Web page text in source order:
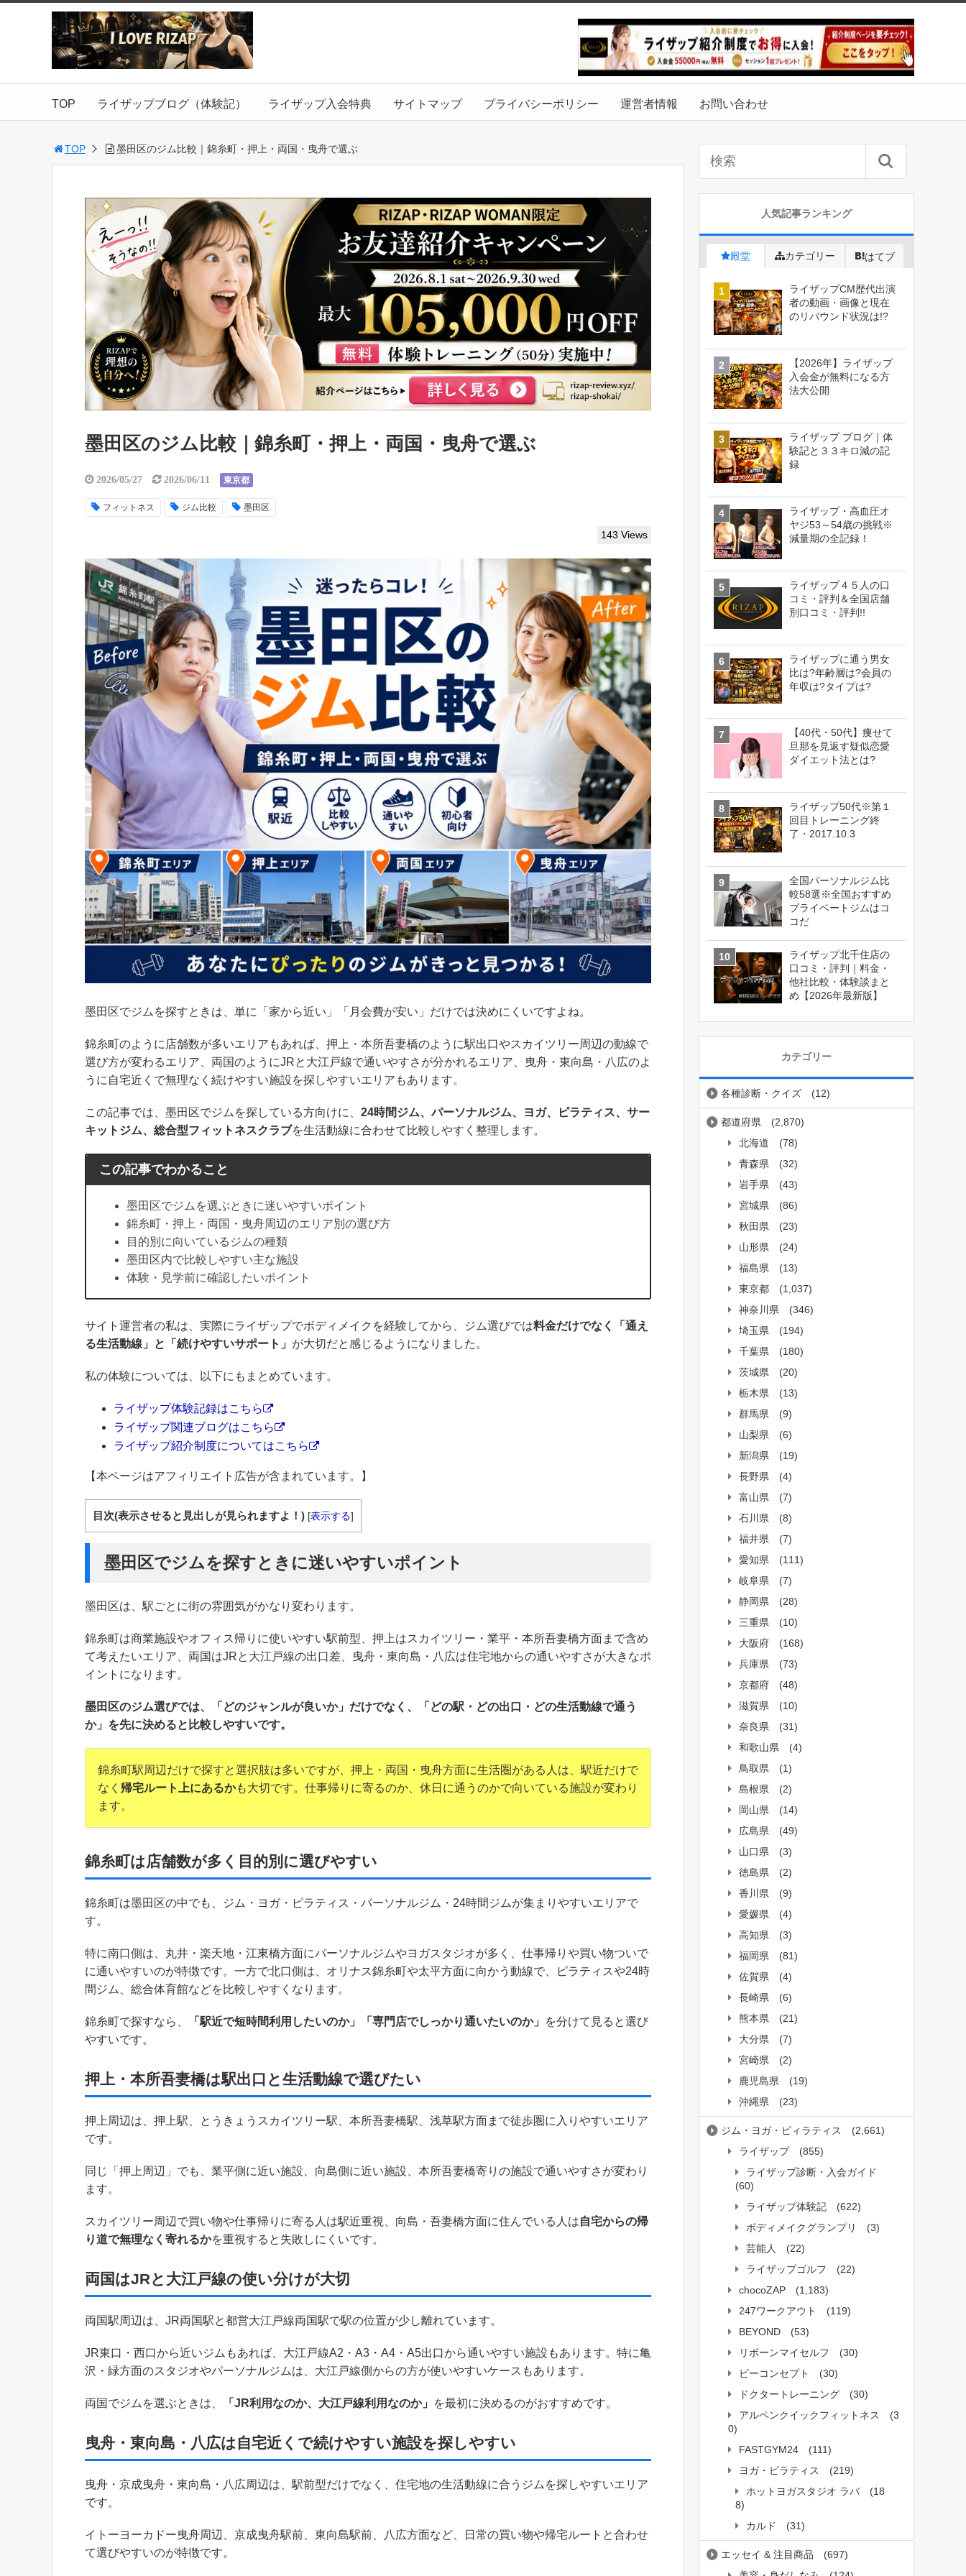
TOP ライザップブログ（体験記） ライザップ入会特典 サイトマップ プライバシーポリシー 運営者情報 お問い合わせ
TOP 墨田区のジム比較｜錦糸町・押上・両国・曳舟で選ぶ
墨田区のジム比較｜錦糸町・押上・両国・曳舟で選ぶ
2026/05/27 2026/06/11 東京都
フィットネス ジム比較 墨田区
143 Views
墨田区でジムを探すときは、単に「家から近い」「月会費が安い」だけでは決めにくいですよね。
錦糸町のように店舗数が多いエリアもあれば、押上・本所吾妻橋のように駅出口やスカイツリー周辺の動線で
選び方が変わるエリア、両国のようにJRと大江戸線で通いやすさが分かれるエリア、曳舟・東向島・八広のよ
うに自宅近くで無理なく続けやすい施設を探しやすいエリアもあります。
この記事では、墨田区でジムを探している方向けに、 24時間ジム、パーソナルジム、ヨガ、ピラティス、サー
キットジム、総合型フィットネスクラブを生活動線に合わせて比較しやすく整理します。
この記事でわかること
墨田区でジムを選ぶときに迷いやすいポイント
錦糸町・押上・両国・曳舟周辺のエリア別の選び方
目的別に向いているジムの種類
墨田区内で比較しやすい主な施設
体験・見学前に確認したいポイント
サイト運営者の私は、実際にライザップでボディメイクを経験してから、ジム選びでは料金だけでなく「通え
る生活動線」と「続けやすいサポート」 が大切だと感じるようになりました。
私の体験については、以下にもまとめています。
ライザップ体験記録はこちら
ライザップ関連ブログはこちら
ライザップ紹介制度についてはこちら
【本ページはアフィリエイト広告が含まれています。】
目次(表示させると見出しが見られますよ！) [表示する]
墨田区でジムを探すときに迷いやすいポイント
墨田区は、駅ごとに街の雰囲気がかなり変わります。
錦糸町は商業施設やオフィス帰りに使いやすい駅前型、押上はスカイツリー・業平・本所吾妻橋方面まで含め
て考えたいエリア、両国はJRと大江戸線の出口差、曳舟・東向島・八広は住宅地からの通いやすさが大きなポ
イントになります。
墨田区のジム選びでは、「どのジャンルが良いか」だけでなく、「どの駅・どの出口・どの生活動線で通う
か」を先に決めると比較しやすいです。
錦糸町駅周辺だけで探すと選択肢は多いですが、押上・両国・曳舟方面に生活圏がある人は、駅近だけで
なく 帰宅ルート上にあるかも大切です。仕事帰りに寄るのか、休日に通うのかで向いている施設が変わり
ます。
錦糸町は店舗数が多く目的別に選びやすい
錦糸町は墨田区の中でも、ジム・ヨガ・ピラティス・パーソナルジム・24時間ジムが集まりやすいエリアで
す。
特に南口側は、丸井・楽天地・江東橋方面にパーソナルジムやヨガスタジオが多く、仕事帰りや買い物ついで
に通いやすいのが特徴です。一方で北口側は、オリナス錦糸町や太平方面に向かう動線で、ピラティスや24時
間ジム、総合体育館などを比較しやすくなります。
錦糸町で探すなら、 「駅近で短時間利用したいのか」「専門店でしっかり通いたいのか」
を分けて見ると選び
やすいです。
押上・本所吾妻橋は駅出口と生活動線で選びたい
押上周辺は、押上駅、とうきょうスカイツリー駅、本所吾妻橋駅、浅草駅方面まで徒歩圏に入りやすいエリア
です。
同じ「押上周辺」でも、業平側に近い施設、向島側に近い施設、本所吾妻橋寄りの施設で通いやすさが変わり
ます。
スカイツリー周辺で買い物や仕事帰りに寄る人は駅近重視、向島・吾妻橋方面に住んでいる人は自宅からの帰
り道で無理なく寄れるかを重視すると失敗しにくいです。
両国はJRと大江戸線の使い分けが大切
両国駅周辺は、JR両国駅と都営大江戸線両国駅で駅の位置が少し離れています。
JR東口・西口から近いジムもあれば、大江戸線A2・A3・A4・A5出口から通いやすい施設もあります。特に亀
沢・緑方面のスタジオやパーソナルジムは、大江戸線側からの方が使いやすいケースもあります。
両国でジムを選ぶときは、 「JR利用なのか、大江戸線利用なのか」 を最初に決めるのがおすすめです。
曳舟・東向島・八広は自宅近くで続けやすい施設を探しやすい
曳舟・京成曳舟・東向島・八広周辺は、駅前型だけでなく、住宅地の生活動線に合うジムを探しやすいエリア
です。
イトーヨーカドー曳舟周辺、京成曳舟駅前、東向島駅前、八広方面など、日常の買い物や帰宅ルートと合わせ
て選びやすいのが特徴です。
人気記事ランキング
殿堂 カテゴリー はてブ
ライザップCM歴代出演
者の動画・画像と現在
のリバウンド状況は!?
【2026年】ライザップ
入会金が無料になる方
法大公開
ライザップ ブログ｜体
験記と３３キロ減の記
録
ライザップ・高血圧オ
ヤジ53～54歳の挑戦※
減量期の全記録！
ライザップ４５人の口
コミ・評判＆全国店舗
別口コミ・評判!!
ライザップに通う男女
比は?年齢層は?会員の
年収は?タイプは?
【40代・50代】痩せて
旦那を見返す疑似恋愛
ダイエット法とは?
ライザップ50代※第１
回目トレーニング終
了・2017.10.3
全国パーソナルジム比
較58選※全国おすすめ
プライベートジムはコ
コだ
ライザップ北千住店の
口コミ・評判｜料金・
他社比較・体験談まと
め【2026年最新版】
カテゴリー
各種診断・クイズ (12)
都道府県
(2,870)
北海道
(78)
青森県
(32)
岩手県
(43)
宮城県
(86)
秋田県
(23)
山形県
(24)
福島県
(13)
東京都
(1,037)
神奈川県
(346)
埼玉県
(194)
千葉県
(180)
茨城県
(20)
栃木県
(13)
群馬県
(9)
山梨県
(6)
新潟県
(19)
長野県
(4)
富山県
(7)
石川県
(8)
福井県
(7)
愛知県
(111)
岐阜県
(7)
静岡県
(28)
三重県
(10)
大阪府
(168)
兵庫県
(73)
京都府
(48)
滋賀県
(10)
奈良県
(31)
和歌山県
(4)
鳥取県
(1)
島根県
(2)
岡山県
(14)
広島県
(49)
山口県
(3)
徳島県
(2)
香川県
(9)
愛媛県
(4)
高知県
(3)
福岡県
(81)
佐賀県
(4)
長崎県
(6)
熊本県
(21)
大分県
(7)
宮崎県
(2)
鹿児島県
(19)
沖縄県
(23)
ジム・ヨガ・ピィラティス
(2,661)
ライザップ
(855)
ライザップ診断・入会ガイド
(60)
ライザップ体験記
(622)
ボディメイクグランプリ
(3)
芸能人
(22)
ライザップゴルフ
(22)
chocoZAP
(1,183)
247ワークアウト
(119)
BEYOND
(53)
リボーンマイセルフ
(30)
ビーコンセプト
(30)
ドクタートレーニング
(30)
アルペンクイックフィットネス
(3
0)
FASTGYM24
(111)
ヨガ・ピラティス
(219)
ホットヨガスタジオ ラバ
(18
8)
カルド
(31)
エッセイ & 注目商品
(697)